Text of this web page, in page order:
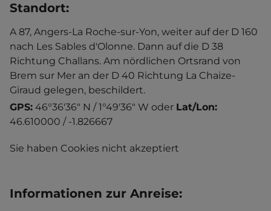
Standort:
A 87, Angers-La Roche-sur-Yon, weiter auf der D 160
nach Les Sables d'Olonne. Dann auf die D 38
Richtung Challans. Am nördlichen Ortsrand von
Brem sur Mer an der D 40 Richtung La Chaize-
Giraud gelegen, beschildert.
GPS: 46°36'36" N / 1°49'36" W oder Lat/Lon:
46.610000 / -1.826667
Sie haben Cookies nicht akzeptiert
Informationen zur Anreise: